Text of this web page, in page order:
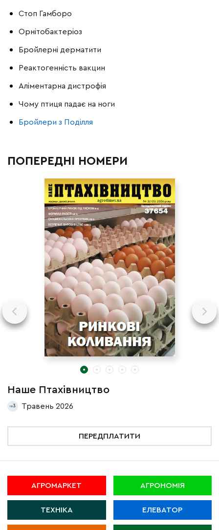
Стоп Гамборо
Орнітобактеріоз
Бройлерні дерматити
Реактогенність вакцин
Аліментарна дистрофія
Чому птиця падає на ноги
Бройлери з Поділля
ПОПЕРЕДНІ НОМЕРИ
Наше Птахівництво
3 Травень 2026
ПЕРЕДПЛАТИТИ
АГРОМАРКЕТ АГРОНОМІЯ
ТЕХНІКА ЕЛЕВАТОР